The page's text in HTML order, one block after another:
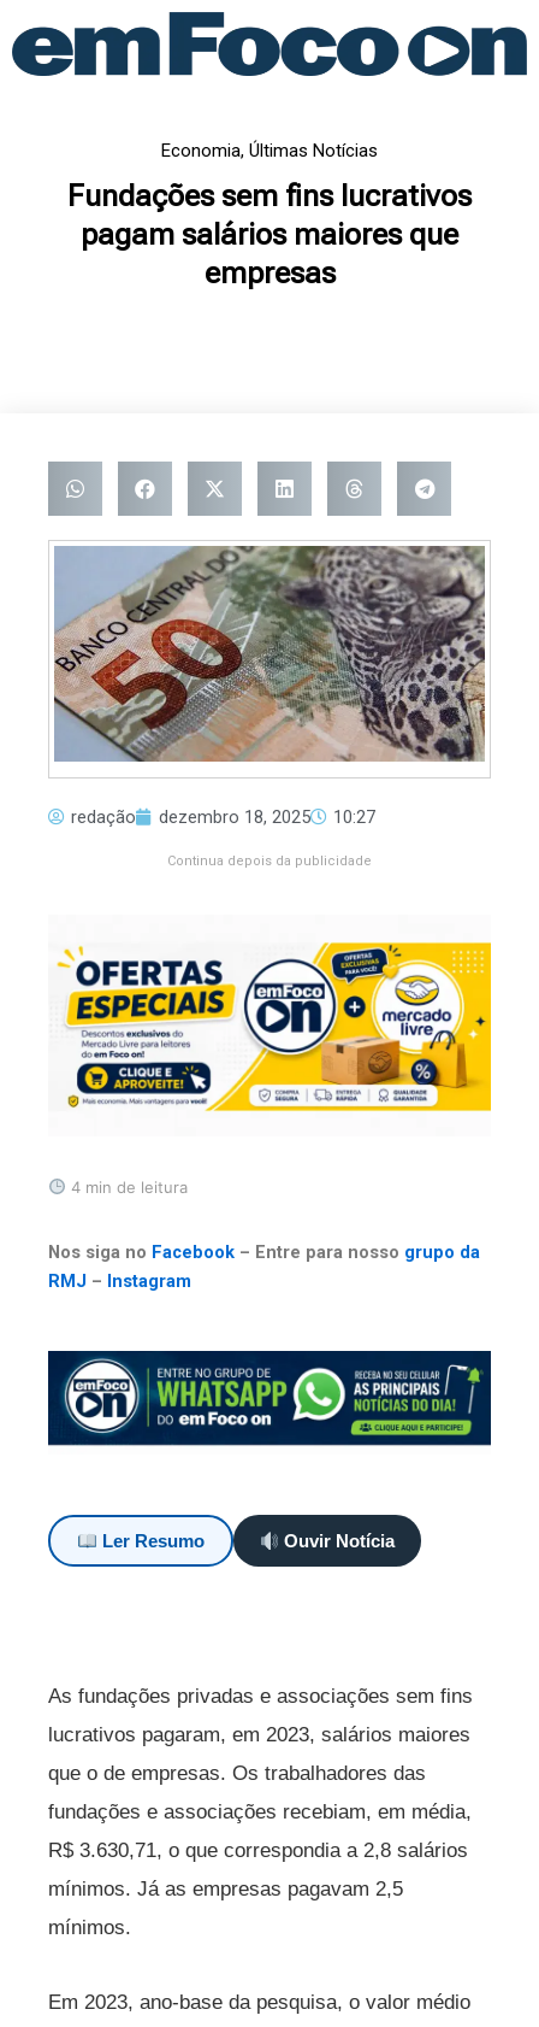
para
Economia, Últimas Notícias
Fundações sem fins lucrativos
pagam salários maiores que
empresas
redação dezembro 18, 2025 10:27
Continua depois da publicidade
4 min de leitura
Nos siga no Facebook – Entre para nosso grupo da
RMJ – Instagram
Ler Resumo Ouvir Notícia
As fundações privadas e associações sem fins
lucrativos pagaram, em 2023, salários maiores
que o de empresas. Os trabalhadores das
fundações e associações recebiam, em média,
R$ 3.630,71, o que correspondia a 2,8 salários
mínimos. Já as empresas pagavam 2,5
mínimos.
Em 2023, ano-base da pesquisa, o valor médio